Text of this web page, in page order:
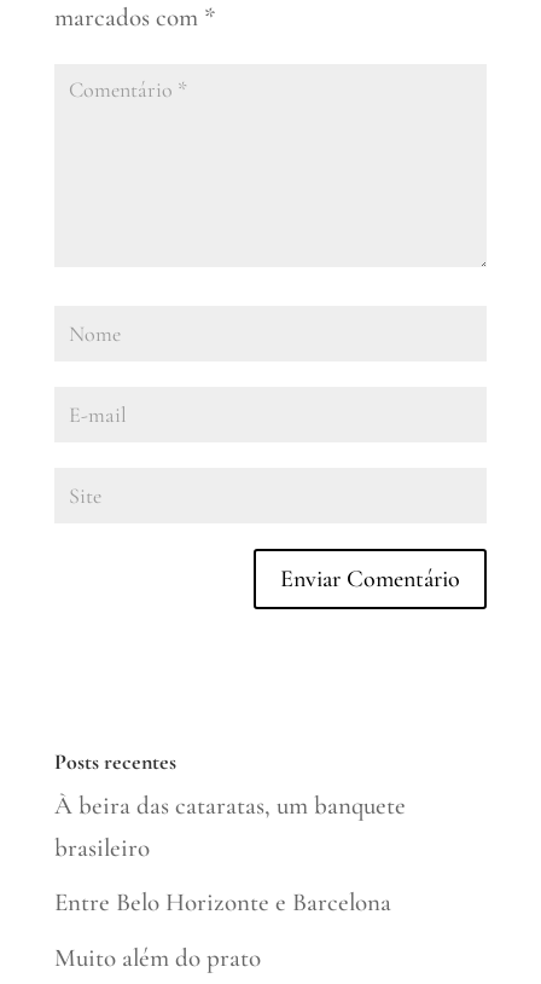
marcados com *
Posts recentes
À beira das cataratas, um banquete
brasileiro
Entre Belo Horizonte e Barcelona
Muito além do prato